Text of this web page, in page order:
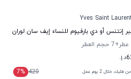
Yves Saint
إنتنس أو دي بارفيوم للنساء إيف سان لوران
+7
حجم العطر
د.إ.
خلال 2 يوم عمل 420
7%